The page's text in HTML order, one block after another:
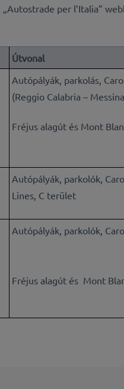
per l’Italia”
Útvonal
Autópályák, parkolás,
(Reggio Calabria –
Fréjus alagút és Mont
Autópályák, parkolók,
Lines, C terület
Autópályák, parkolók,
Fréjus alagút és Mont